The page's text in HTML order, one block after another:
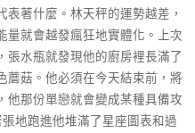
著什麼。林天秤的運勢越差，
量就會越發瘋狂地實體化。上次
張水瓶就發現他的廚房裡長滿了
蘑菇。他必須在今天結束前，將
他那份單戀就會變成某種具備攻
地跑進他堆滿了星座圖表和過